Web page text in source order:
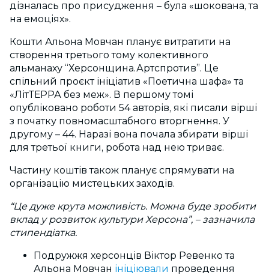
дізналась про присудження – була «шокована, та
на емоціях».
Кошти Альона Мовчан планує витратити на
створення третього тому колективного
альманаху “Херсонщина.Артспротив”. Це
спільний проєкт ініціатив «Поетична шафа» та
«ЛітТЕРРА без меж». В першому томі
опубліковано роботи 54 авторів, які писали вірші
з початку повномасштабного вторгнення. У
другому – 44. Наразі вона почала збирати вірші
для третьої книги, робота над нею триває.
Частину коштів також планує спрямувати на
організацію мистецьких заходів.
“Це дуже крута можливість. Можна буде зробити
вклад у розвиток культури Херсона”, –зазначила
стипендіатка.
Подружжя херсонців Віктор Ревенко та
Альона Мовчан ініціювали проведення